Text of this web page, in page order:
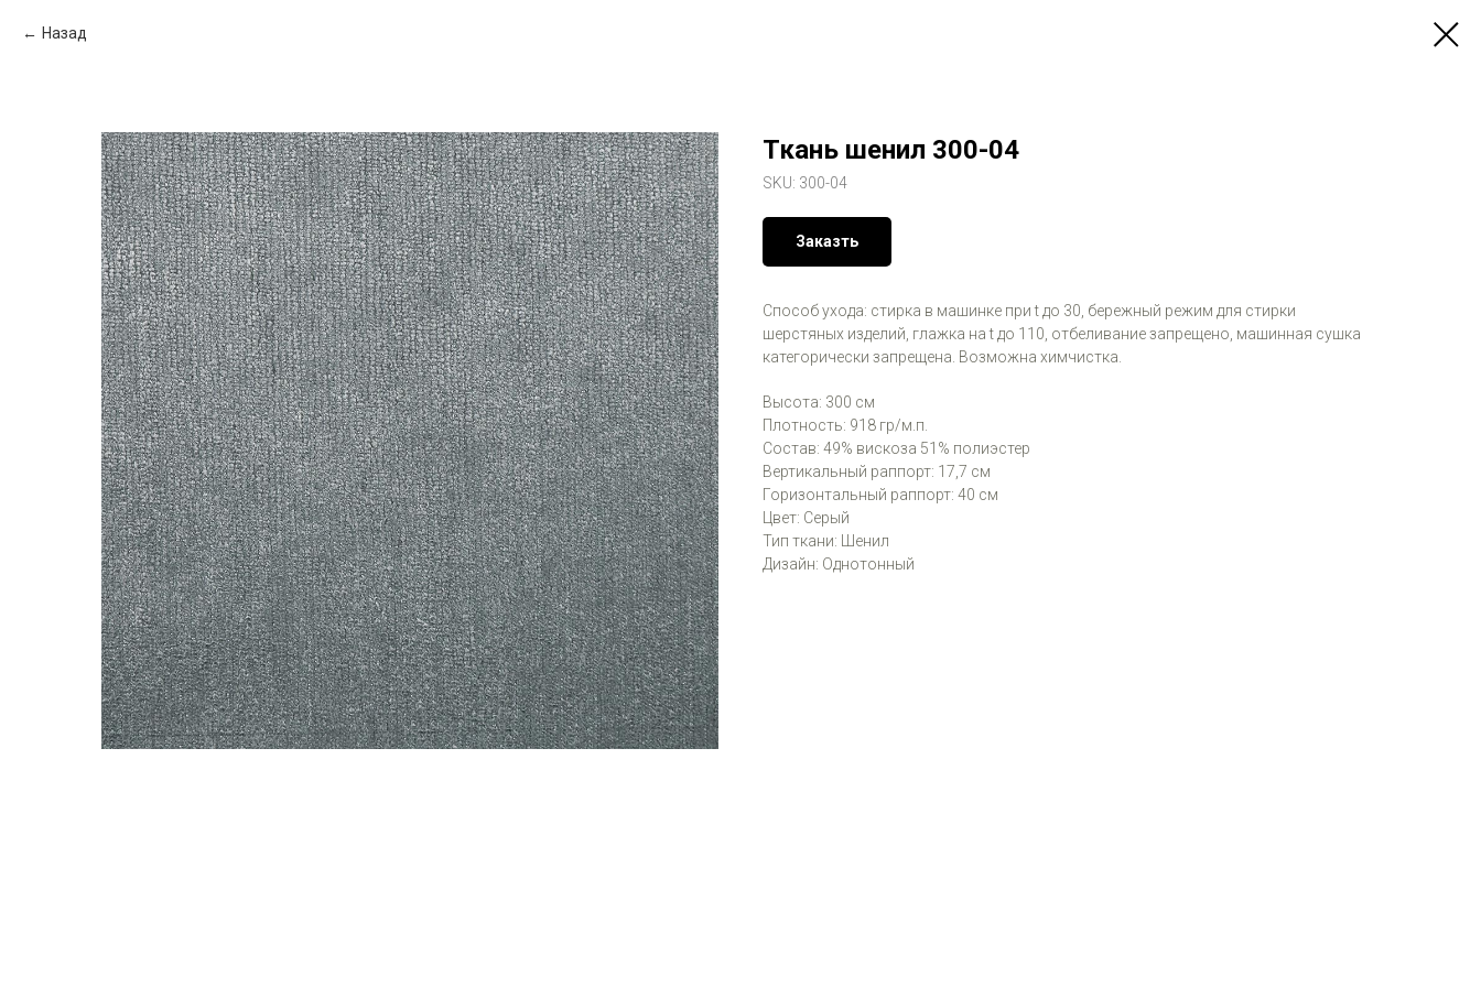
Назад
Ткань шенил 300-04
SKU: 300-04
Заказть
Способ ухода: стирка в машинке при t до 30, бережный режим для стирки
шерстяных изделий, глажка на t до 110, отбеливание запрещено, машинная сушка
категорически запрещена. Возможна химчистка.
Высота: 300 см
Плотность: 918 гр/м.п.
Состав: 49% вискоза 51% полиэстер
Вертикальный раппорт: 17,7 см
Горизонтальный раппорт: 40 см
Цвет: Серый
Тип ткани: Шенил
Дизайн: Однотонный